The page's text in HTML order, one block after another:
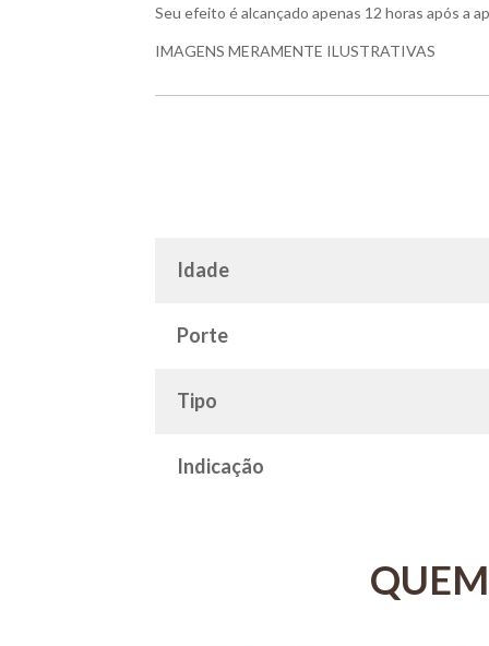
Seu efeito é alcançado apenas 12 horas após a
IMAGENS MERAMENTE ILUSTRATIVAS
Idade
Porte
Tipo
Indicação